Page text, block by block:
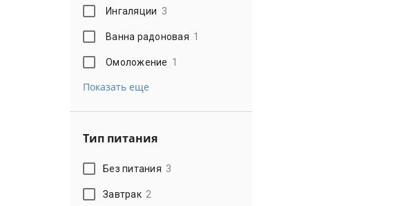
Ингаляции 3
Ванна радоновая 1
Омоложение 1
Показать еще
Тип питания
Без питания 3
Завтрак 2